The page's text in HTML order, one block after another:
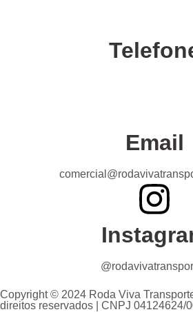
Email
Copyright © 2024 Roda Viva
direitos reservados | CNPJ 04124624/